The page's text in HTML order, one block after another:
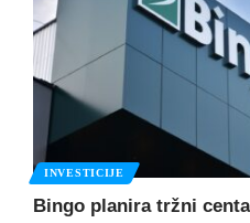
INVESTICIJE
Bingo planira tržni